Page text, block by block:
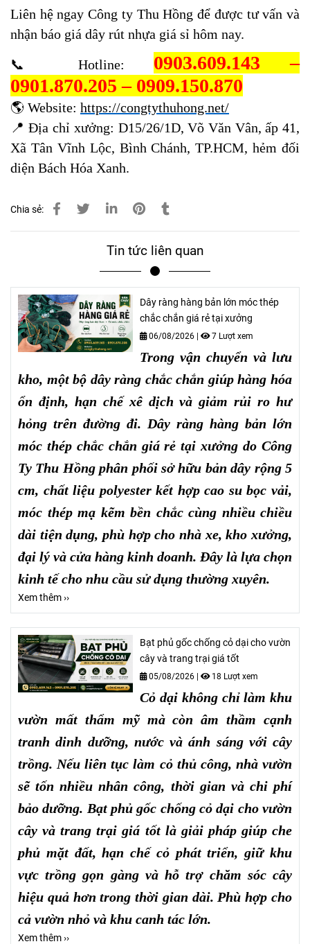
Liên hệ ngay Công ty Thu Hồng để được tư vấn và
nhận báo giá dây rút nhựa giá sỉ hôm nay.
📞 Hotline: 0903.609.143 –
0901.870.205 – 0909.150.870
🌎 Website: https://congtythuhong.net/
📍 Địa chỉ xưởng: D15/26/1D, Võ Văn Vân, ấp 41,
Xã Tân Vĩnh Lộc, Bình Chánh, TP.HCM, hẻm đối
diện Bách Hóa Xanh.
Chia sẻ:
Tin tức liên quan
Dây ràng hàng bản lớn móc thép
chắc chắn giá rẻ tại xưởng
06/08/2026 | 7 Lượt xem
Trong vận chuyển và lưu
kho, một bộ dây ràng chắc chắn giúp hàng hóa
ổn định, hạn chế xê dịch và giảm rủi ro hư
hỏng trên đường đi. Dây ràng hàng bản lớn
móc thép chắc chắn giá rẻ tại xưởng do Công
Ty Thu Hồng phân phối sở hữu bản dây rộng 5
cm, chất liệu polyester kết hợp cao su bọc vải,
móc thép mạ kẽm bền chắc cùng nhiều chiều
dài tiện dụng, phù hợp cho nhà xe, kho xưởng,
đại lý và cửa hàng kinh doanh. Đây là lựa chọn
kinh tế cho nhu cầu sử dụng thường xuyên.
Xem thêm ››
Bạt phủ gốc chống cỏ dại cho vườn
cây và trang trại giá tốt
05/08/2026 | 18 Lượt xem
Cỏ dại không chỉ làm khu
vườn mất thẩm mỹ mà còn âm thầm cạnh
tranh dinh dưỡng, nước và ánh sáng với cây
trồng. Nếu liên tục làm cỏ thủ công, nhà vườn
sẽ tốn nhiều nhân công, thời gian và chi phí
bảo dưỡng. Bạt phủ gốc chống cỏ dại cho vườn
cây và trang trại giá tốt là giải pháp giúp che
phủ mặt đất, hạn chế cỏ phát triển, giữ khu
vực trồng gọn gàng và hỗ trợ chăm sóc cây
hiệu quả hơn trong thời gian dài. Phù hợp cho
cả vườn nhỏ và khu canh tác lớn.
Xem thêm ››